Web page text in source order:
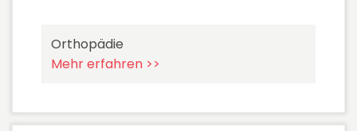
Orthopädie
Mehr erfahren >>